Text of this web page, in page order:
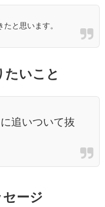
と思います。
たいこと
追いついて抜
ージ